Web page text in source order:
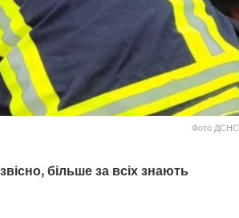
Фото ДСНС
більше за всіх знають